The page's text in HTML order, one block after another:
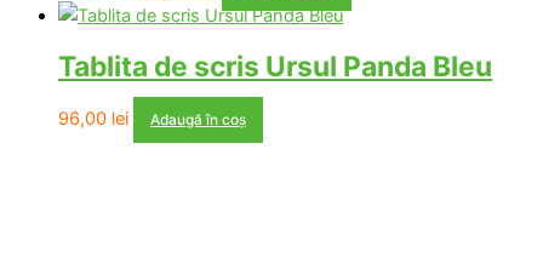
inițial
fost:
192,00 lei.
curent
127,00 lei.
Tablita de scris Ursul Panda Bleu
96,00 lei Adaugă în coș